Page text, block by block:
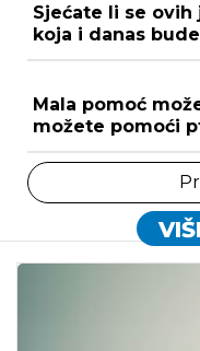
Sjećate li se
koja i danas
Mala pomoć
možete pomoći